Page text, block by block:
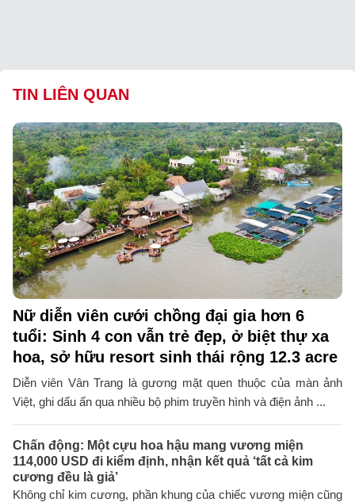
TIN LIÊN QUAN
Nữ diễn viên cưới chồng đại gia hơn 6
tuổi: Sinh 4 con vẫn trẻ đẹp, ở biệt thự xa
hoa, sở hữu resort sinh thái rộng 12.3 acre
Diễn viên Vân Trang là gương mặt quen thuộc của màn ảnh
Việt, ghi dấu ấn qua nhiều bộ phim truyền hình và điện ảnh ...
Chấn động: Một cựu hoa hậu mang vương miện
114,000 USD đi kiểm định, nhận kết quả ‘tất cả kim
cương đều là giả’
Không chỉ kim cương, phần khung của chiếc vương miện cũng